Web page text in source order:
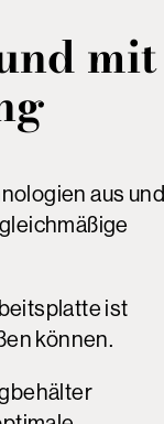
mit
aus und
ist
können.